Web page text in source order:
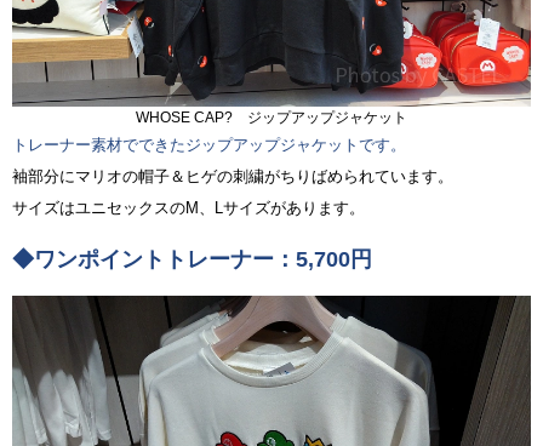
WHOSE CAP? ジップアップジャケット
トレーナー素材でできたジップアップジャケットです。
袖部分にマリオの帽子＆ヒゲの刺繍がちりばめられています。
サイズはユニセックスのM、Lサイズがあります。
◆ワンポイントトレーナー：5,700円